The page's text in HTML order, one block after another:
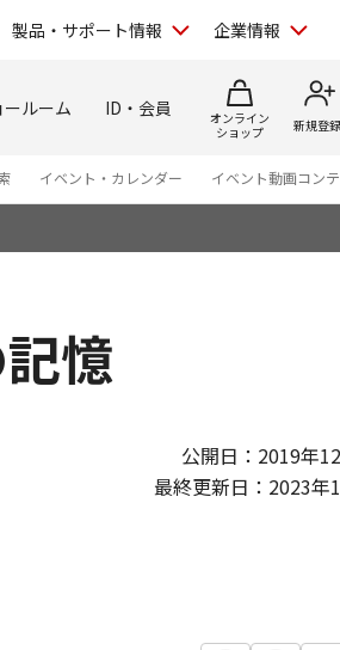
製品・サポート情報 企業情報
ルーム ID・会員
オンライン
ショップ
新規登録
イベント・カレンダー イベント動画コン
憶
公開日：2019年
最終更新日：2023年